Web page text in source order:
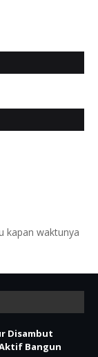
kapan waktunya
Disambut
Bangun